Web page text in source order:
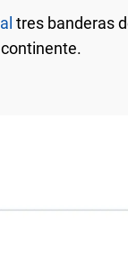
tres banderas